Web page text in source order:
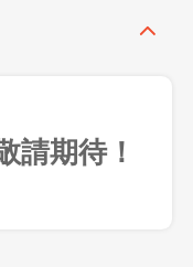
請期待！